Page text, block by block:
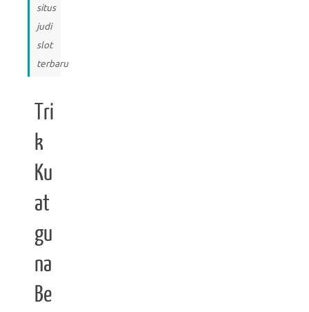
situs
judi
slot
terbaru
Tri
k
Ku
at
gu
na
Be